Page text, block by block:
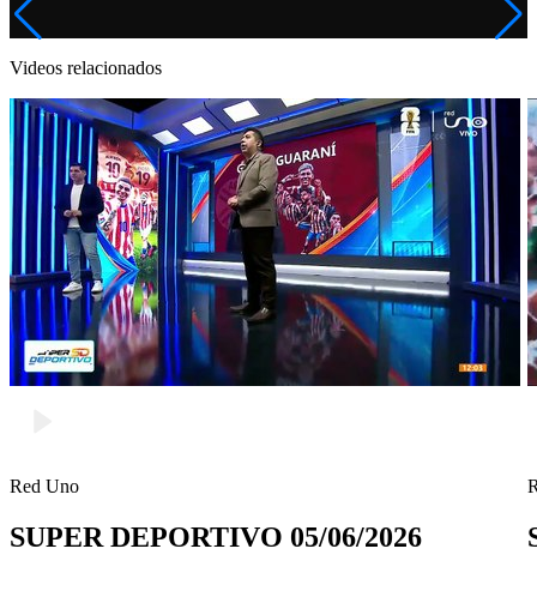
Videos relacionados
Red Uno
SUPER DEPORTIVO 05/06/2026